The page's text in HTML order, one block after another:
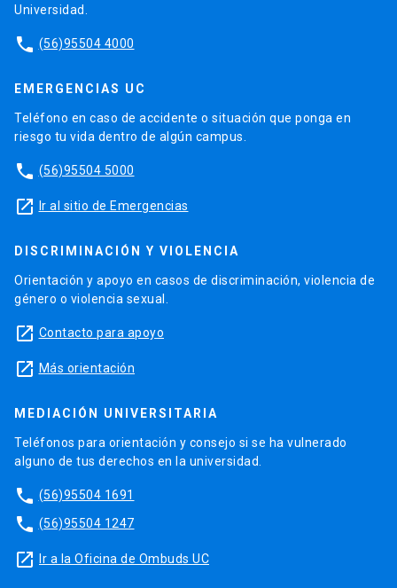
Universidad.
phone (56)95504 4000
EMERGENCIAS UC
Teléfono en caso de accidente o situación que ponga en
riesgo tu vida dentro de algún campus.
phone (56)95504 5000
launch Ir al sitio de Emergencias
DISCRIMINACIÓN Y VIOLENCIA
Orientación y apoyo en casos de discriminación, violencia de
género o violencia sexual.
launch Contacto para apoyo
launch Más orientación
MEDIACIÓN UNIVERSITARIA
Teléfonos para orientación y consejo si se ha vulnerado
alguno de tus derechos en la universidad.
phone (56)95504 1691
phone (56)95504 1247
launch Ir a la Oficina de Ombuds UC